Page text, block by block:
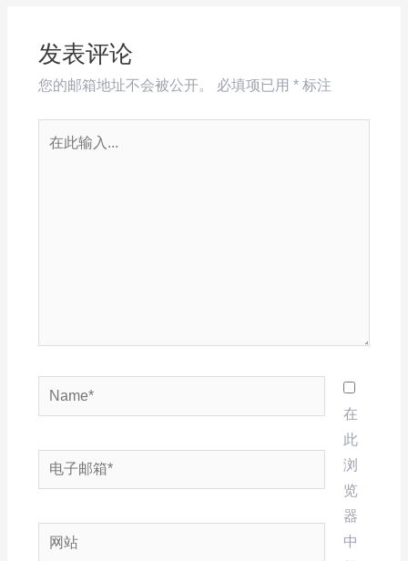
发表评论
您的邮箱地址不会被公开。 必填项已用 *标注
Name*
电
子
箱
网
在
此
浏
览
器
中